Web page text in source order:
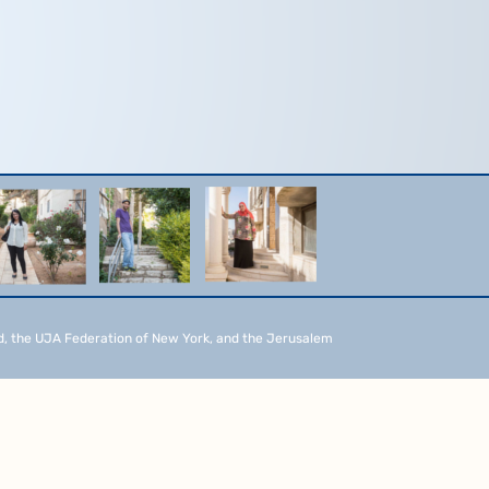
UJA Federation of New York, and the Jerusalem